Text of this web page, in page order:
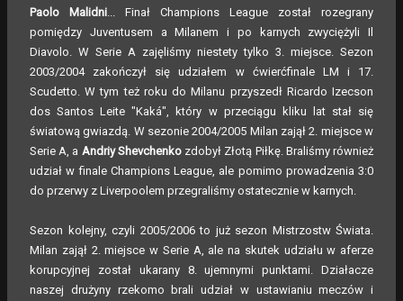
Paolo Malidni ... Finał Champions League został rozegrany
pomiędzy Juventusem a Milanem i po karnych zwyciężyli Il
Diavolo. W Serie A zajęliśmy niestety tylko 3. miejsce. Sezon
2003/2004 zakończył się udziałem w ćwierćfinale LM i 17.
Scudetto. W tym też roku do Milanu przyszedł Ricardo Izecson
dos Santos Leite "Kaká", który w przeciągu kliku lat stał się
światową gwiazdą. W sezonie 2004/2005 Milan zajął 2. miejsce w
Serie A, a Andriy Shevchenko zdobył Złotą Piłkę. Braliśmy również
udział w finale Champions League, ale pomimo prowadzenia 3:0
do przerwy z Liverpoolem przegraliśmy ostatecznie w karnych.
Sezon kolejny, czyli 2005/2006 to już sezon Mistrzostw Świata.
Milan zajął 2. miejsce w Serie A, ale na skutek udziału w aferze
korupcyjnej został ukarany 8. ujemnymi punktami. Działacze
naszej drużyny rzekomo brali udział w ustawianiu meczów i